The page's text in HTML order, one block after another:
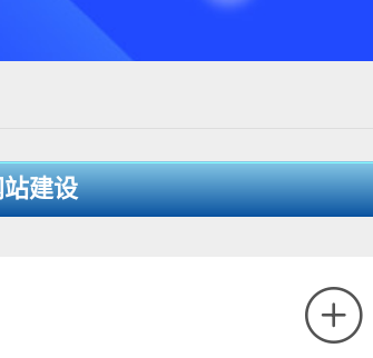
、转化追踪、广告落地页等营销策略，使网站
础，帮助企业提升全球竞争力，扩大海外市场份额。
建设